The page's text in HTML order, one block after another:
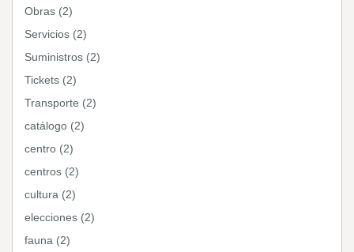
Obras (2)
Servicios (2)
Suministros (2)
Tickets (2)
Transporte (2)
catálogo (2)
centro (2)
centros (2)
cultura (2)
elecciones (2)
fauna (2)